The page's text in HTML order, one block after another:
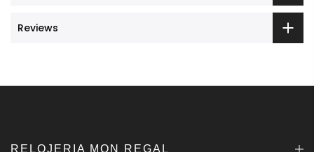
Reviews
RELOJERIA MON REGAL